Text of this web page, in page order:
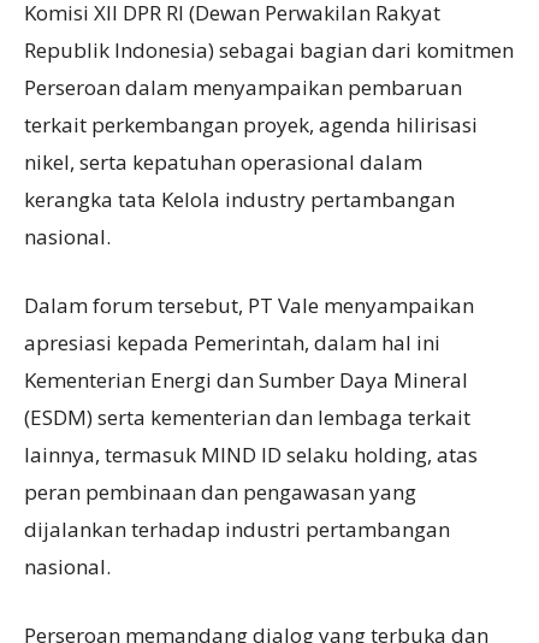
Komisi XII DPR RI (Dewan Perwakilan Rakyat
Republik Indonesia) sebagai bagian dari komitmen
Perseroan dalam menyampaikan pembaruan
terkait perkembangan proyek, agenda hilirisasi
nikel, serta kepatuhan operasional dalam
kerangka tata Kelola industry pertambangan
nasional.
Dalam forum tersebut, PT Vale menyampaikan
apresiasi kepada Pemerintah, dalam hal ini
Kementerian Energi dan Sumber Daya Mineral
(ESDM) serta kementerian dan lembaga terkait
lainnya, termasuk MIND ID selaku holding, atas
peran pembinaan dan pengawasan yang
dijalankan terhadap industri pertambangan
nasional.
Perseroan memandang dialog yang terbuka dan